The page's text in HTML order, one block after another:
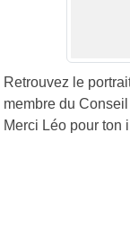
Retrouvez le
membre du
Merci Léo pour ton